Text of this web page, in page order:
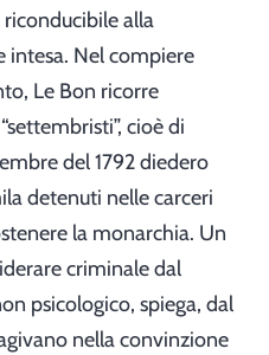
alla
Nel compiere
Le Bon ricorre
cioè di
del 1792 diedero
detenuti nelle carceri
la monarchia. Un
criminale dal
psicologico, spiega, dal
nella convinzione